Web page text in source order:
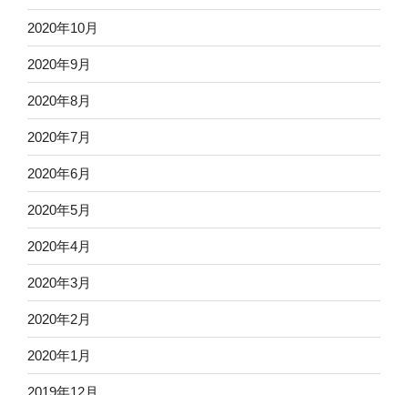
2020年10月
2020年9月
2020年8月
2020年7月
2020年6月
2020年5月
2020年4月
2020年3月
2020年2月
2020年1月
2019年12月